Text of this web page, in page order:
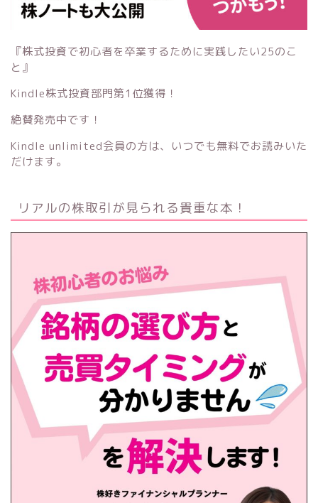
『株式投資で初心者を卒業するために実践したい25のこ
と』
Kindle株式投資部門第1位獲得！
絶賛発売中です！
Kindle unlimited会員の方は、いつでも無料でお読みいた
だけます。
リアルの株取引が見られる貴重な本！